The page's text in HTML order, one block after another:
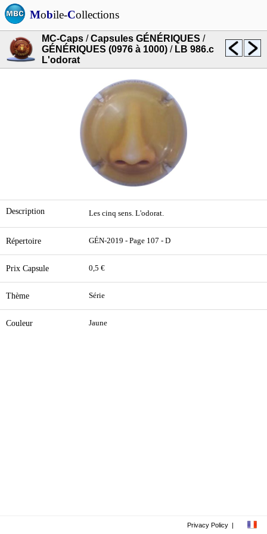
Mobile-Collections
MC-Caps /Capsules GÉNÉRIQUES /
GÉNÉRIQUES (0976 à 1000) / LB 986.c
L'odorat
Description Les cinq sens. L'odorat.
Répertoire GÉN-2019 - Page 107 - D
Prix Capsule 0,5 €
Thème Série
Couleur Jaune
Privacy Policy |